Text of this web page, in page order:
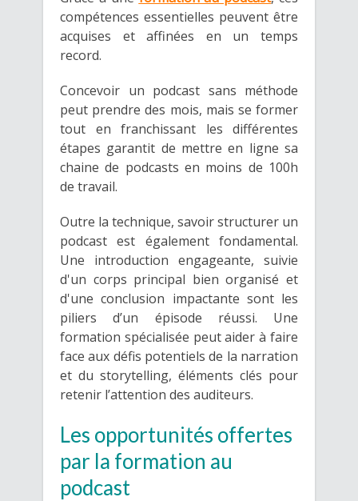
compétences essentielles peuvent être
acquises et affinées en un temps
record.
Concevoir un podcast sans méthode
peut prendre des mois, mais se former
tout en franchissant les différentes
étapes garantit de mettre en ligne sa
chaine de podcasts en moins de 100h
de travail.
Outre la technique, savoir structurer un
podcast est également fondamental.
Une introduction engageante, suivie
d'un corps principal bien organisé et
d'une conclusion impactante sont les
piliers d’un épisode réussi. Une
formation spécialisée peut aider à faire
face aux défis potentiels de la narration
et du storytelling, éléments clés pour
retenir l’attention des auditeurs.
Les opportunités offertes
par la formation au
podcast